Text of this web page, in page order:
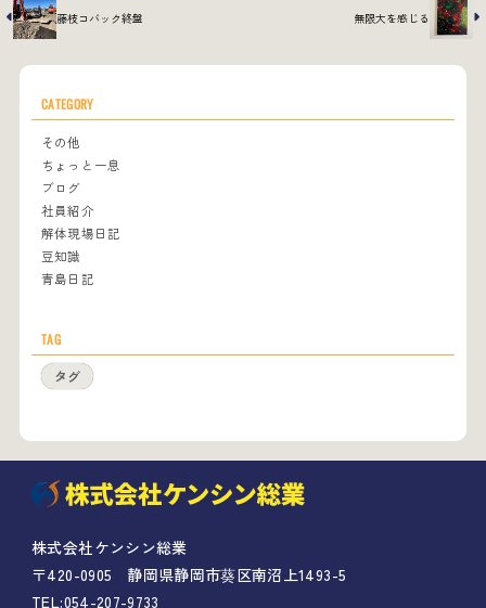
藤枝コバック終盤 無限大を感じる
CATEGORY
その他
ちょっと一息
ブログ
社員紹介
解体現場日記
豆知識
青島日記
TAG
タグ
株式会社ケンシン総業
〒420-0905
静岡県静岡市葵区南沼上1493-5
TEL:054-207-9733